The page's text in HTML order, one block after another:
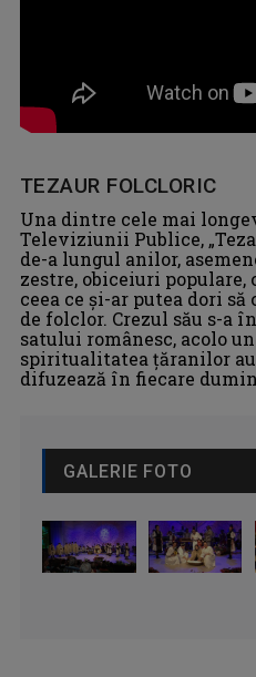
TEZAUR FOLCLORIC
Una dintre cele mai
Televiziunii Publice,
de-a lungul anilor,
zestre, obiceiuri
ceea ce și-ar putea dori
de folclor. Crezul său s-a
satului românesc, acolo
spiritualitatea ţăranilor
difuzează în fiecare
GALERIE FOTO